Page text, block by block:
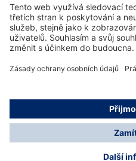
O společnosti Dräger
Informace
© Dräger Safety s.r.o., 2025
* Všechny ceny bez DPH
možné poplatky za